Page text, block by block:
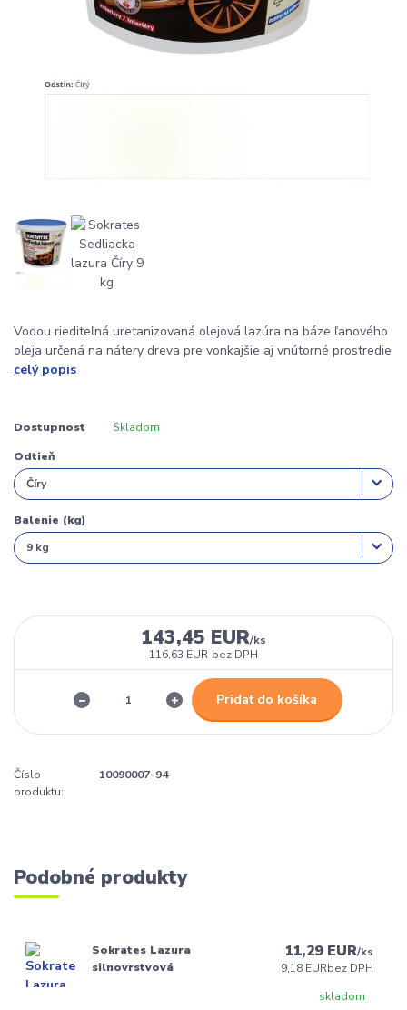
Vodou riediteľná uretanizovaná olejová lazúra na báze ľanového
oleja určená na nátery dreva pre vonkajšie aj vnútorné prostredie
celý popis
Dostupnosť Skladom
Odtieň
Balenie (kg)
143,45 EUR/ks
116,63 EUR bez DPH
Pridať do košíka
Číslo
produktu:
10090007-94
Podobné produkty
Sokrates Lazura
silnovrstvová
11,29 EUR/ks
9,18 EURbez DPH
skladom